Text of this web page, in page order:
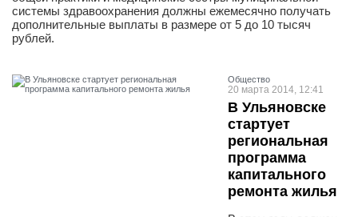
системы здравоохранения должны ежемесячно получать
дополнительные выплаты в размере от 5 до 10 тысяч
рублей.
Общество
20 марта 2014, 12:41
В Ульяновске
стартует
региональная
программа
капитального
ремонта жилья